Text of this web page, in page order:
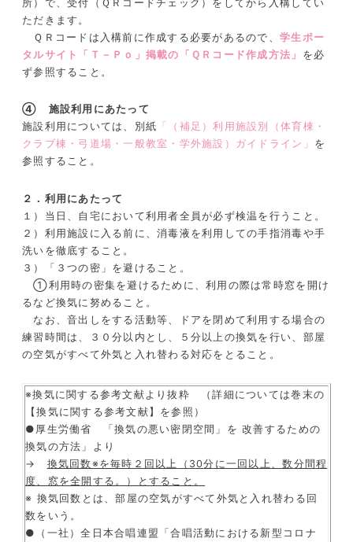
所）で、受付（ＱＲコードチェック）をしてから入構してい
ただきます。
ＱＲコードは入構前に作成する必要があるので、 学生ポー
タルサイト「Ｔ－Ｐｏ」掲載の 「ＱＲコード作成方法」 を必
ず参照すること。
④ 施設利用にあたって
施設利用については、別紙 「（補足）利用施設別（体育棟・
クラブ棟・弓道場・一般教室・学外施設）ガイドライン」 を
参照すること。
２．利用にあたって
１）当日、自宅において利用者全員が必ず検温を行うこと。
２）利用施設に入る前に、消毒液を利用しての手指消毒や手
洗いを徹底すること。
３）「３つの密」を避けること。
①利用時の密集を避けるために、利用の際は常時窓を開け
るなど換気に努めること。
なお、音出しをする活動等、ドアを閉めて利用する場合の
練習時間は、３０分以内とし、５分以上の換気を行い、部屋
の空気がすべて外気と入れ替わる対応をとること。
※換気に関する参考文献より抜粋 （詳細については巻末の
【換気に関する参考文献】を参照）
●厚生労働省 「換気の悪い密閉空間」を 改善するための
換気の方法」より
→ 換気回数※を毎時２回以上 （ 30分に一回以上、数分間程
度、窓を全開 する。）とすること。
※ 換気回数とは、部屋の空気がすべて外気と入れ替わる回
数をいう。
●（一社）全日本合唱連盟「合唱活動における新型コロナ